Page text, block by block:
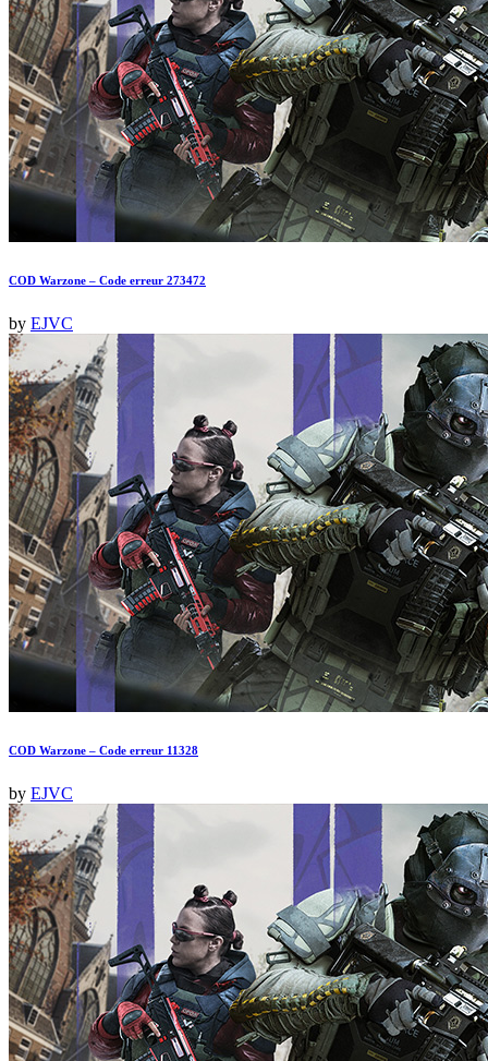
COD Warzone – Code erreur 273472
by EJVC
COD Warzone – Code erreur 11328
by EJVC